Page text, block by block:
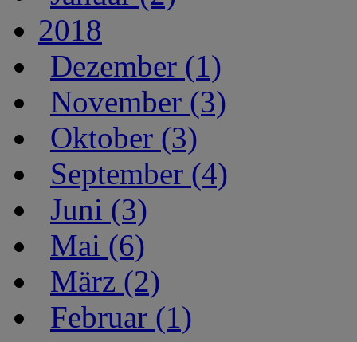
2018
Dezember (1)
November (3)
Oktober (3)
September (4)
Juni (3)
Mai (6)
März (2)
Februar (1)